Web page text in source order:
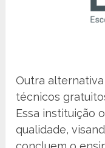
Outra
técnicos
Essa instituição
qualidade,